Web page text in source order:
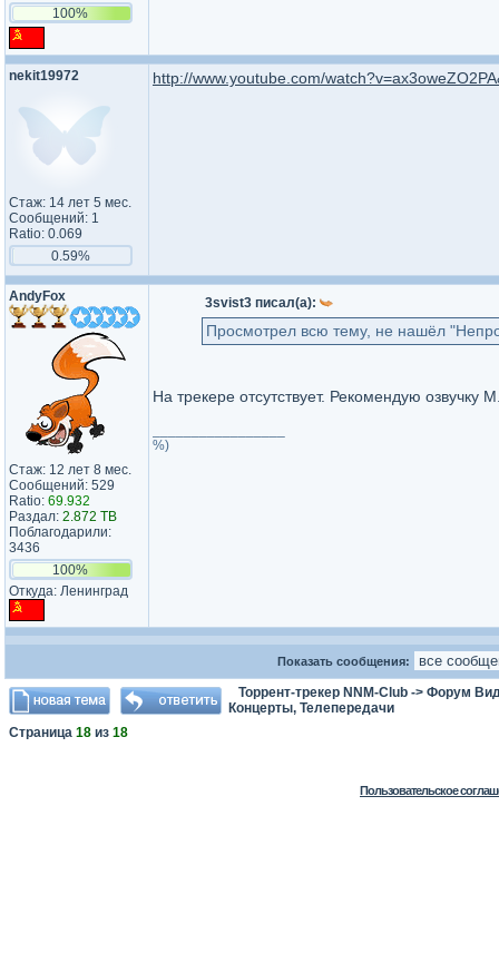
100%
nekit19972
Стаж: 14 лет 5 мес.
Сообщений: 1
Ratio: 0.069
0.59%
http://www.youtube.com/
AndyFox
Стаж: 12 лет 8 мес.
Сообщений: 529
Ratio: 69.932
Раздал: 2.872 TB
Поблагодарили:
3436
100%
Откуда: Ленинград
3svist3 писал(а):
Просмотрел всю тему, не нашёл
На трекере отсутствует. Рекомендую
%)
Показать сообщения:
Торрент-трекер NNM-Club -> Форум
Концерты, Телепередачи
Страница 18 из 18
Пользовательское